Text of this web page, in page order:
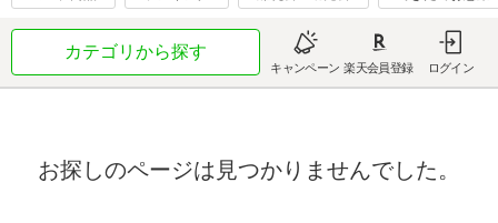
カテゴリから探す
キャンペーン 楽天会員登録 ログイン
お探しのページは見つかりませんでした。